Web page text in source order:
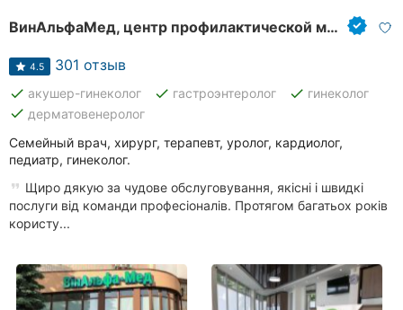
ВинАльфаМед, центр профилактической медицины
4.5 301 отзыв
done акушер-гинеколог done гастроэнтеролог done гинеколог
done дерматовенеролог
Семейный врач, хирург, терапевт, уролог, кардиолог,
педиатр, гинеколог.
Щиро дякую за чудове обслуговування, якісні і швидкі
послуги від команди професіоналів. Протягом багатьох років
користу...